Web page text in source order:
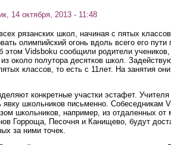
14 октября, 2013 - 11:48
рязанских школ, начиная с пятых
олимпийский огонь вдоль всего его пути
этом Vidsboku сообщили родители
около полутора десятков школ.
классов, то есть с 11лет. На занятия
конкретные участки эстафет. Учителя
явку школьников письменно. Собеседникам
школьников, например, из отдаленных
Горроща, Песочня и Канищево, будут
за ними точек.